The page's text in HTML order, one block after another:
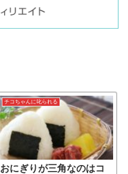
チコちゃんに叱られる
おにぎりが三角なのはコ